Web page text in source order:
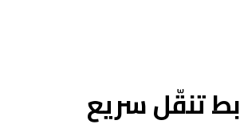
تنقّل سريع